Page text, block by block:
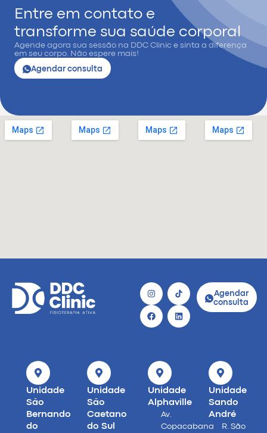
Entre em contato e
transforme sua saúde corporal
Agende agora sua sessão na DDC Clinic e sinta a diferença
em seu corpo. Não espere mais!
Agendar consulta
Agendar
consulta
Unidade
São
Bernando
do
Unidade
São
Caetano
do Sul
Unidade
Alphaville
Av.
Copacabana
Unidade
Sando
André
R. São